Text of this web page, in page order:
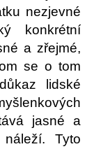
nezjevné
konkrétní
a zřejmé,
se o tom
lidské
jasné a
Tyto